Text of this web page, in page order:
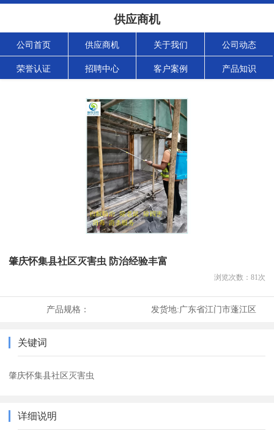
供应商机
公司首页 供应商机 关于我们 公司动态
荣誉认证 招聘中心 客户案例 产品知识
肇庆怀集县社区灭害虫 防治经验丰富
浏览次数： 81次
产品规格： 发货地:广东省江门市蓬江区
关键词
肇庆怀集县社区灭害虫
详细说明